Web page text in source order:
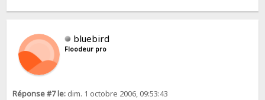
bluebird
Floodeur pro
Réponse #7 le: dim. 1 octobre 2006, 09:53:43